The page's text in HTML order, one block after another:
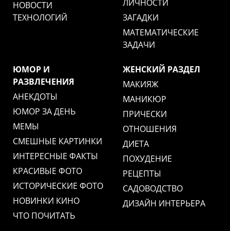
НОВОСТИ
ТЕХНОЛОГИЙ
ЛИЧНОСТИ
ЗАГАДКИ
МАТЕМАТИЧЕСКИЕ
ЗАДАЧИ
ЮМОР И
РАЗВЛЕЧЕНИЯ
АНЕКДОТЫ
ЮМОР ЗА ДЕНЬ
МЕМЫ
СМЕШНЫЕ КАРТИНКИ
ИНТЕРЕСНЫЕ ФАКТЫ
КРАСИВЫЕ ФОТО
ИСТОРИЧЕСКИЕ ФОТО
НОВИНКИ КИНО
ЧТО ПОЧИТАТЬ
ЖЕНСКИЙ РАЗДЕЛ
МАКИЯЖ
МАНИКЮР
ПРИЧЕСКИ
ОТНОШЕНИЯ
ДИЕТА
ПОХУДЕНИЕ
РЕЦЕПТЫ
САДОВОДСТВО
ДИЗАЙН ИНТЕРЬЕРА